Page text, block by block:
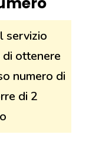
servizio
ottenere
numero di
di 2